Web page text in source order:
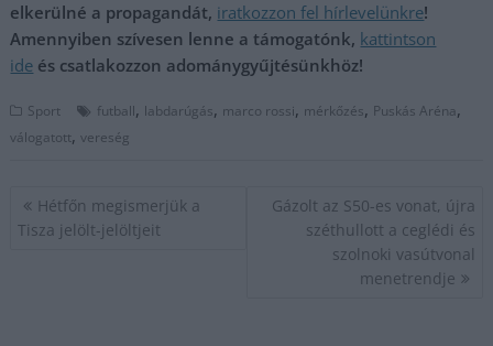
elkerülné a propagandát, iratkozzon fel hírlevelünkre!
Amennyiben szívesen lenne a támogatónk, kattintson
ide és csatlakozzon adománygyűjtésünkhöz!
Sport futball, labdarúgás, marco rossi, mérkőzés, Puskás Aréna,
válogatott,vereség
Bejegyzés
navigáció
Hétfőn megismerjük a
Tisza jelölt-jelöltjeit
Gázolt az S50-es vonat, újra
széthullott a ceglédi és
szolnoki vasútvonal
menetrendje